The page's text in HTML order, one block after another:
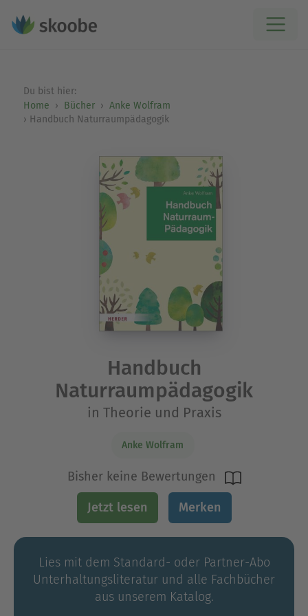
Du bist hier:
Home
Bücher
Anke Wolfram
Handbuch Naturraumpädagogik
Handbuch
Naturraumpädagogik
in Theorie und Praxis
Anke Wolfram
Bisher keine Bewertungen
Jetzt lesen Merken
Lies mit dem Standard- oder Partner-Abo
Unterhaltungs­literatur und alle Fachbücher
aus unserem Katalog.